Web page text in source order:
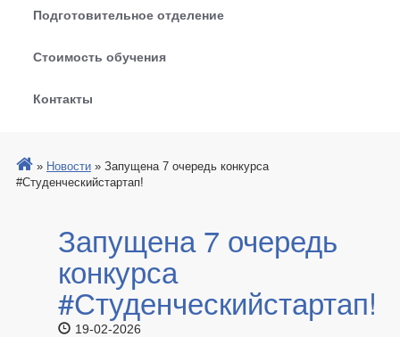
Подготовительное отделение
Стоимость обучения
Контакты
» Новости » Запущена 7 очередь конкурса
#Студенческийстартап!
Запущена 7 очередь
конкурса
#Студенческийстартап!
19-02-2026